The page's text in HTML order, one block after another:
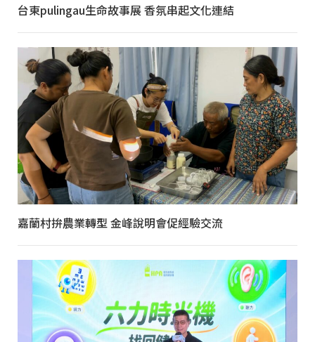
台東pulingau生命故事展 香氛串起文化連結
嘉蘭村拚農業轉型 金峰說明會促經驗交流